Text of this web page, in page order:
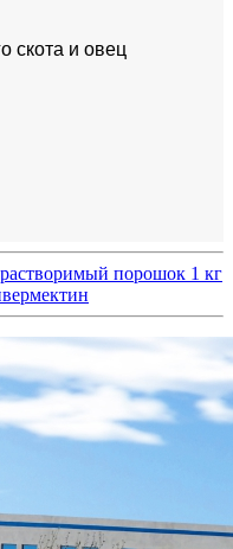
скота и овец
порошок 1 кг